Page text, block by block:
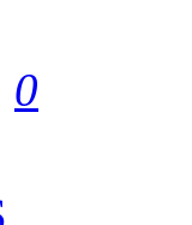
0